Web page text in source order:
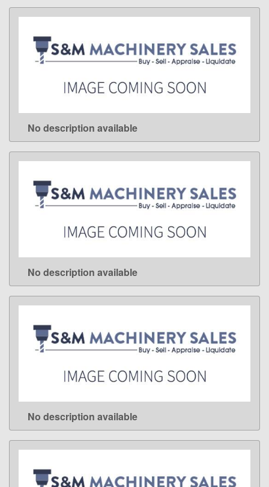
LEARN MORE
No description available
LEARN MORE
No description available
LEARN MORE
No description available